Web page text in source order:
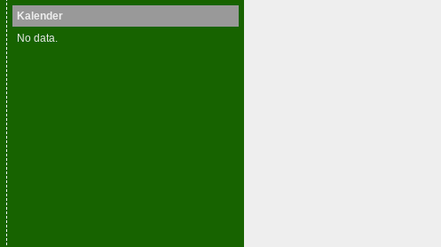
Kalender
No data.